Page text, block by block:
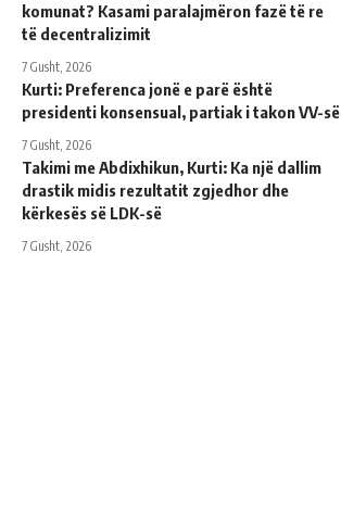
komunat? Kasami paralajmëron fazë të re
të decentralizimit
7 Gusht, 2026
Kurti: Preferenca jonë e parë është
presidenti konsensual, partiak i takon VV-së
7 Gusht, 2026
Takimi me Abdixhikun, Kurti: Ka një dallim
drastik midis rezultatit zgjedhor dhe
kërkesës së LDK-së
7 Gusht, 2026